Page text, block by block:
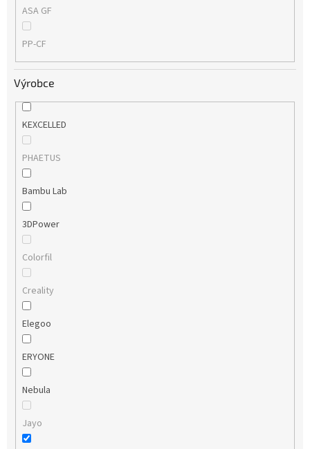
ASA GF
PP-CF
Výrobce
KEXCELLED
PHAETUS
Bambu Lab
3DPower
Colorfil
Creality
Elegoo
ERYONE
Nebula
Jayo